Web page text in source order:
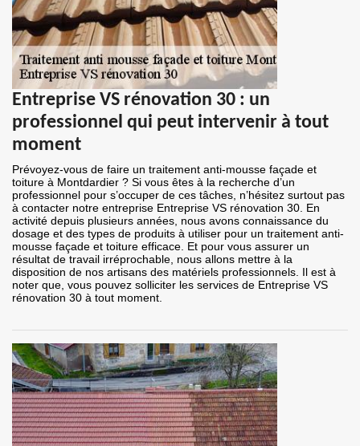
Entreprise VS rénovation 30 : un
professionnel qui peut intervenir à tout
moment
Prévoyez-vous de faire un traitement anti-mousse façade et
toiture à Montdardier ? Si vous êtes à la recherche d’un
professionnel pour s’occuper de ces tâches, n’hésitez surtout pas
à contacter notre entreprise Entreprise VS rénovation 30. En
activité depuis plusieurs années, nous avons connaissance du
dosage et des types de produits à utiliser pour un traitement anti-
mousse façade et toiture efficace. Et pour vous assurer un
résultat de travail irréprochable, nous allons mettre à la
disposition de nos artisans des matériels professionnels. Il est à
noter que, vous pouvez solliciter les services de Entreprise VS
rénovation 30 à tout moment.